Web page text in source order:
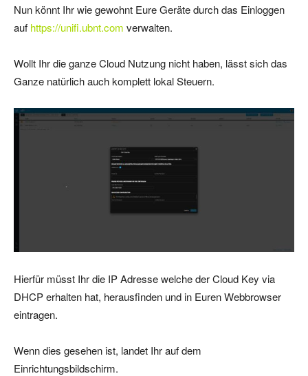
Nun könnt Ihr wie gewohnt Eure Geräte durch das Einloggen
auf https://unifi.ubnt.com verwalten.
Wollt Ihr die ganze Cloud Nutzung nicht haben, lässt sich das
Ganze natürlich auch komplett lokal Steuern.
Hierfür müsst Ihr die IP Adresse welche der Cloud Key via
DHCP erhalten hat, herausfinden und in Euren Webbrowser
eintragen.
Wenn dies gesehen ist, landet Ihr auf dem
Einrichtungsbildschirm.